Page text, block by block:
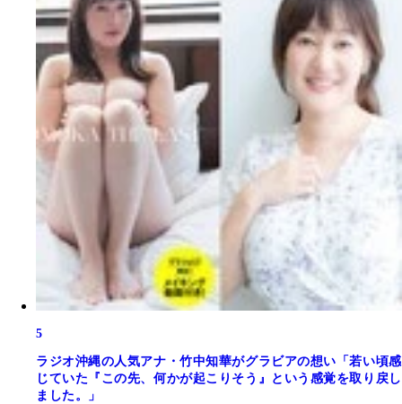
5
ラジオ沖縄の人気アナ・竹中知華がグラビアの想い「若い頃感
じていた『この先、何かが起こりそう』という感覚を取り戻し
ました。」